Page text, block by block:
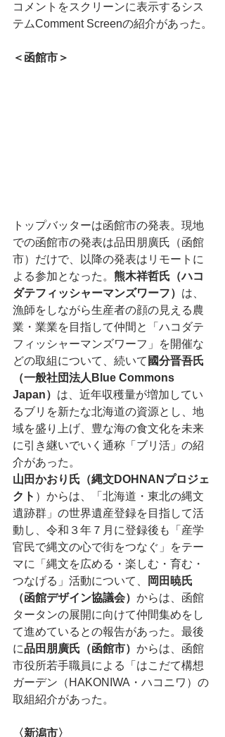
コメントをスクリーンに表示するシス
テムComment Screenの紹介があった。
＜函館市＞
トップバッターは函館市の発表。現地
での函館市の発表は品田朋廣氏（函館
市）だけで、以降の発表はリモートに
よる参加となった。 熊木祥哲氏（ハコ
ダテフィッシャーマンズワーフ） は、
漁師をしながら生産者の顔の見える農
業・業業を目指して仲間と「ハコダテ
フィッシャーマンズワーフ」を開催な
どの取組について、続いて 國分晋吾氏
（一般社団法人Blue Commons
Japan） は、近年収穫量が増加してい
るブリを新たな北海道の資源とし、地
域を盛り上げ、豊な海の食文化を未来
に引き継いでいく通称「ブリ活」の紹
介があった。
山田かおり氏（縄文DOHNANプロジェ
クト ）からは、「北海道・東北の縄文
遺跡群」の世界遺産登録を目指して活
動し、令和３年７月に登録後も「産学
官民で縄文の心で街をつなぐ」をテー
マに「縄文を広める・楽しむ・育む・
つなげる」活動について、
岡田暁氏
（函館デザイン協議会） からは、函館
タータンの展開に向けて仲間集めをし
て進めているとの報告があった。最後
に品田朋廣氏（函館市） からは、函館
市役所若手職員による「はこだて構想
ガーデン（HAKONIWA・ハコニワ）の
取組紹介があった。
〈新潟市〉